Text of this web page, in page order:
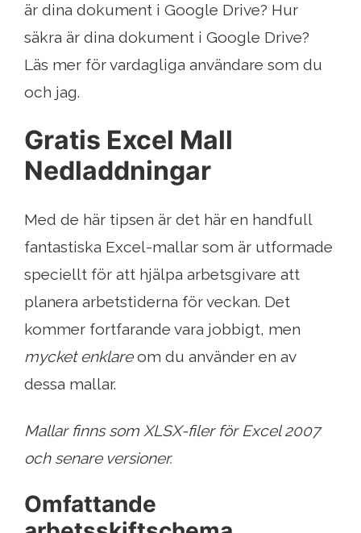
är dina dokument i Google Drive? Hur
säkra är dina dokument i Google Drive?
Läs mer för vardagliga användare som du
och jag.
Gratis Excel Mall
Nedladdningar
Med de här tipsen är det här en handfull
fantastiska Excel-mallar som är utformade
speciellt för att hjälpa arbetsgivare att
planera arbetstiderna för veckan. Det
kommer fortfarande vara jobbigt, men
mycket enklareom du använder en av
dessa mallar.
Mallar finns som XLSX-filer för Excel 2007
och senare versioner.
Omfattande